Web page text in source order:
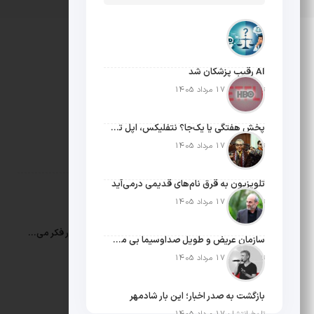
AI رقیب پزشکان شد
تاریخ انتشار: 17 مرداد 1405
پخش هفتگی یا یک‌جا؟ نتفلیکس، اپل تی‌وی و باقی رفقا چطور فکر می‌کنند؟
تاریخ انتشار: 17 مرداد 1405
تلویزیون به قرق نام‌های قدیمی درمی‌آید
تاریخ انتشار: 17 مرداد 1405
سازمان عریض و طویل صداوسیما بی مخاطب ترین رسانه ایران
تاریخ انتشار: 17 مرداد 1405
بازگشت به صدر اخبار؛ این بار شادمهر
درباره ما
حامی بخش خصوصی و هنرمندان است.
جدیدترین خبرها
تاریخ انتشار: 17 مرداد 1405
پخش هفتگی یا یک‌جا؟ نتفلیکس، اپل تی‌وی و باقی رفقا چطور فکر می‌کنند؟
تاریخ انتشار: 17 مرداد 1405
مثبت نیوز
دسته بندی ها